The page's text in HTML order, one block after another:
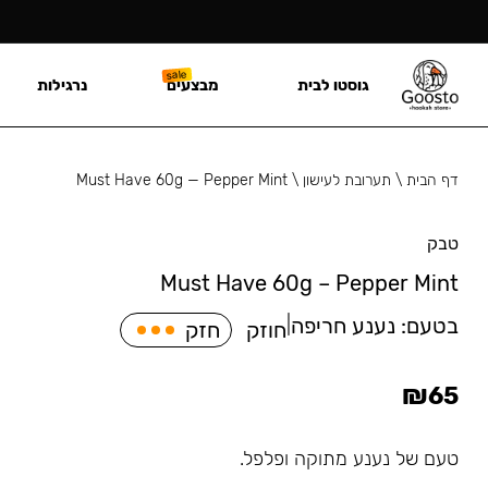
דף הבית\ תערובת לעישון \
Must Have 60g — Pepper Mint
טבק
Must Have 60g – Pepper Mint
בטעם: נענע חריפה חוזק חזק
₪65
טעם של נענע מתוקה ופלפל.
גוסטו לבית מבצעים נרגילות